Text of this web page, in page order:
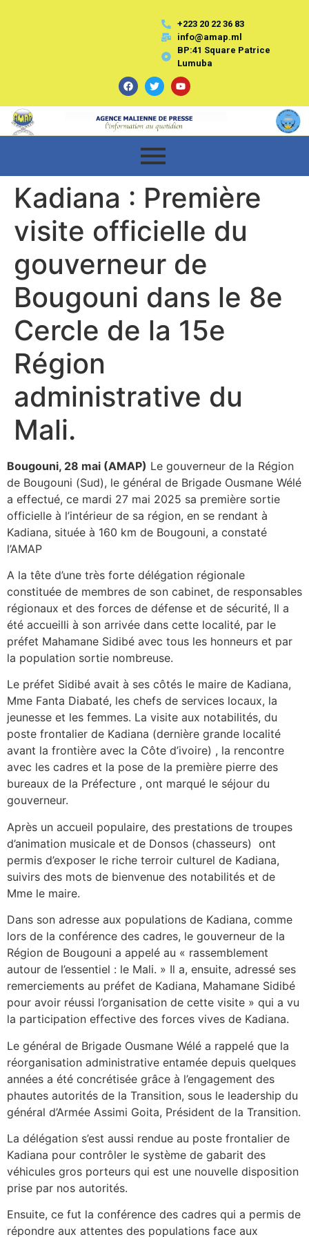
+223 20 22 36 83
info@amap.ml
BP:41 Square Patrice
Lumuba
Kadiana : Première
visite officielle du
gouverneur de
Bougouni dans le 8e
Cercle de la 15e
Région
administrative du
Mali.
Bougouni, 28 mai (AMAP) Le gouverneur de la Région
de Bougouni (Sud), le général de Brigade Ousmane Wélé
a effectué, ce mardi 27 mai 2025 sa première sortie
officielle à l’intérieur de sa région, en se rendant à
Kadiana, située à 160 km de Bougouni, a constaté
l’AMAP
A la tête d’une très forte délégation régionale
constituée de membres de son cabinet, de responsables
régionaux et des forces de défense et de sécurité, Il a
été accueilli à son arrivée dans cette localité, par le
préfet Mahamane Sidibé avec tous les honneurs et par
la population sortie nombreuse.
Le préfet Sidibé avait à ses côtés le maire de Kadiana,
Mme Fanta Diabaté, les chefs de services locaux, la
jeunesse et les femmes. La visite aux notabilités, du
poste frontalier de Kadiana (dernière grande localité
avant la frontière avec la Côte d’ivoire) , la rencontre
avec les cadres et la pose de la première pierre des
bureaux de la Préfecture , ont marqué le séjour du
gouverneur.
Après un accueil populaire, des prestations de troupes
d’animation musicale et de Donsos (chasseurs) ont
permis d’exposer le riche terroir culturel de Kadiana,
suivirs des mots de bienvenue des notabilités et de
Mme le maire.
Dans son adresse aux populations de Kadiana, comme
lors de la conférence des cadres, le gouverneur de la
Région de Bougouni a appelé au « rassemblement
autour de l’essentiel : le Mali. » Il a, ensuite, adressé ses
remerciements au préfet de Kadiana, Mahamane Sidibé
pour avoir réussi l’organisation de cette visite » qui a vu
la participation effective des forces vives de Kadiana.
Le général de Brigade Ousmane Wélé a rappelé que la
réorganisation administrative entamée depuis quelques
années a été concrétisée grâce à l’engagement des
phautes autorités de la Transition, sous le leadership du
général d’Armée Assimi Goita, Président de la Transition.
La délégation s’est aussi rendue au poste frontalier de
Kadiana pour contrôler le système de gabarit des
véhicules gros porteurs qui est une nouvelle disposition
prise par nos autorités.
Ensuite, ce fut la conférence des cadres qui a permis de
répondre aux attentes des populations face aux